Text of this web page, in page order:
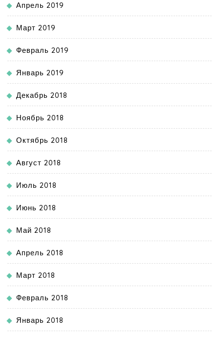
Апрель 2019
Март 2019
Февраль 2019
Январь 2019
Декабрь 2018
Ноябрь 2018
Октябрь 2018
Август 2018
Июль 2018
Июнь 2018
Май 2018
Апрель 2018
Март 2018
Февраль 2018
Январь 2018